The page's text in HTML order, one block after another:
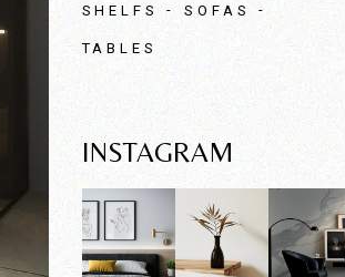
SHELFS SOFAS
TABLES
INSTAGRAM